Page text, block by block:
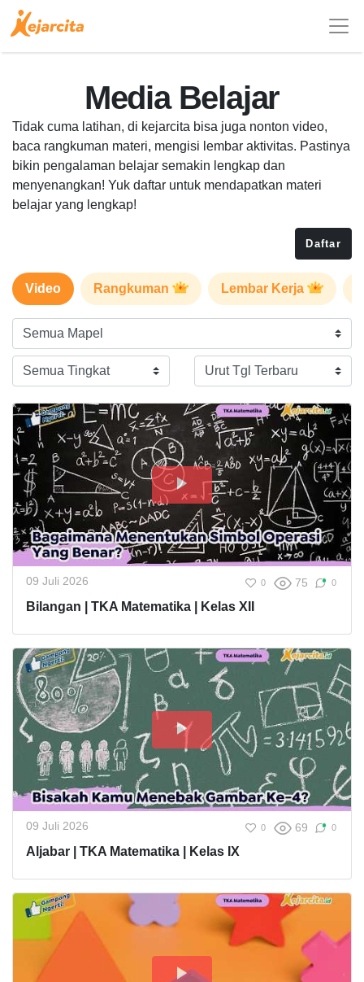
Media Belajar
Tidak cuma latihan, di kejarcita bisa juga nonton video,
baca rangkuman materi, mengisi lembar aktivitas. Pastinya
bikin pengalaman belajar semakin lengkap dan
menyenangkan! Yuk daftar untuk mendapatkan materi
belajar yang lengkap!
Daftar
Video Rangkuman Lembar Kerja
09 Juli 2026 0 75 0
Bilangan | TKA Matematika | Kelas XII
09 Juli 2026 0 69 0
Aljabar | TKA Matematika | Kelas IX